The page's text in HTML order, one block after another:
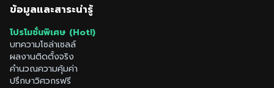
ข้อมูลและสาระน่ารู้
โปรโมชั่นพิเศษ (Hot!)
บทความโซล่าเซลล์
ผลงานติดตั้งจริง
คำนวณความคุ้มค่า
ปรึกษาวิศวกรฟรี